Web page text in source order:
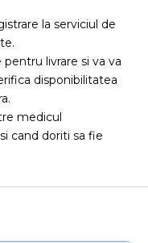
la serviciul de
livrare si va va
disponibilitatea
medicul
cand doriti sa fie